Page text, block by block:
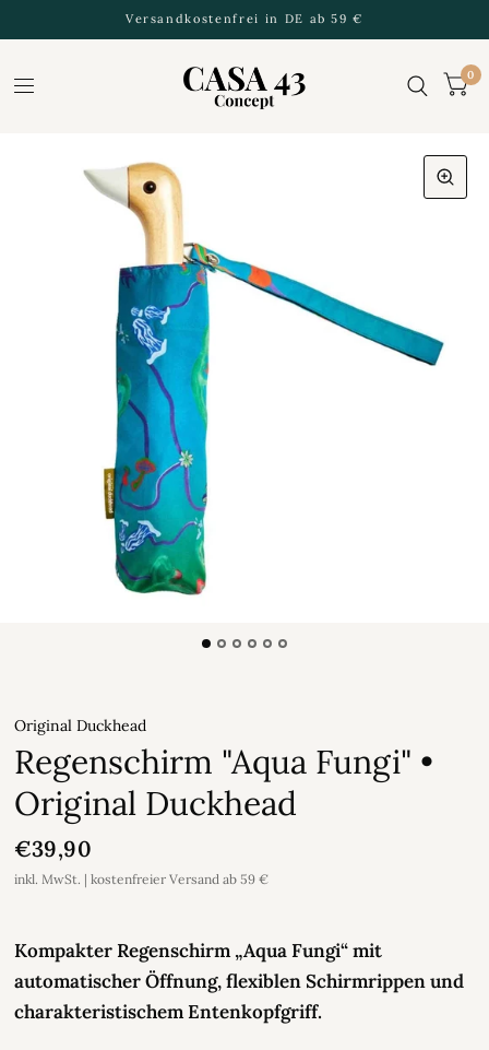
Versandkostenfrei in DE ab 59 €
0
Original Duckhead
Regenschirm "Aqua Fungi" •
Original Duckhead
€39,90
inkl. MwSt. | kostenfreier Versand ab 59 €
Kompakter Regenschirm „Aqua Fungi“ mit
automatischer Öffnung, flexiblen Schirmrippen und
charakteristischem Entenkopfgriff.